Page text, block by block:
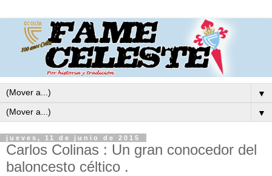
▼
▼
jueves, 11 de junio de 2015
Carlos Colinas : Un gran conocedor del
baloncesto céltico .